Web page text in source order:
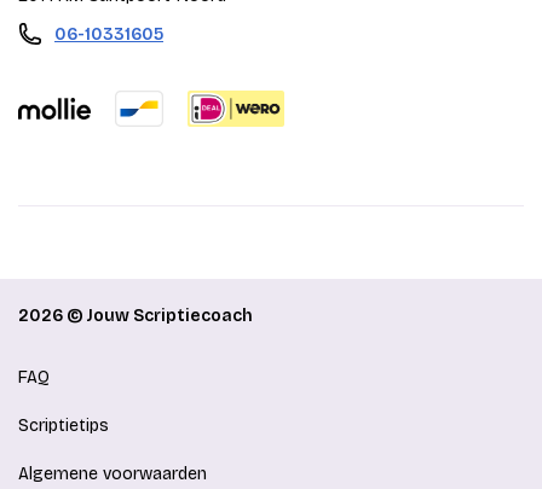
06-10331605
2026 © Jouw Scriptiecoach
FAQ
Scriptietips
Algemene voorwaarden